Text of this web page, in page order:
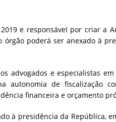
e responsável por criar a
órgão poderá ser anexado à
advogados e especialistas
de fiscalização
financeira e orçamento
à presidência da República,